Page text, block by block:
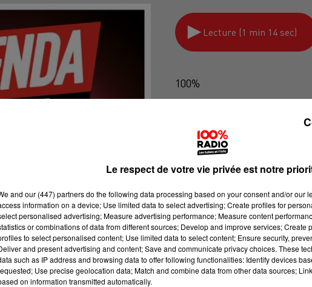
Lecture (1 min 14 sec)
100%
Le respect de votre vie privée est notre
and our (447) partnersdo the following data processing based on your consent and/or our
information on a device; Use limited data to select advertising; Create profiles for
personalised advertising; Measure advertising performance; Measure content
or combinations of data from different sources; Develop and improve services; Create
to select personalised content; Use limited data to select content; Ensure security,
and present advertising and content; Save and communicate privacy choices. These
such as IP address and browsing data to offer following functionalities: Identify devices
Use precise geolocation data; Match and combine data from other data sources;
on information transmitted automatically.